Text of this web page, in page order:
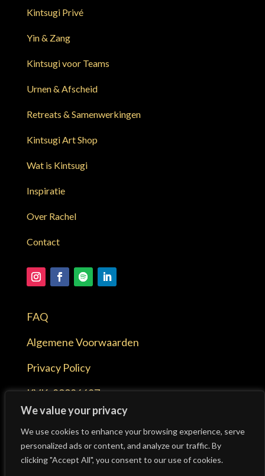
We value your privacy
We use cookies to enhance your browsing experience, serve
personalized ads or content, and analyze our traffic. By
clicking "Accept All", you consent to our use of cookies.
Kintsugi Privé
Yin & Zang
Kintsugi voor Teams
Urnen & Afscheid
Retreats & Samenwerkingen
Kintsugi Art Shop
Wat is Kintsugi
Inspiratie
Over Rachel
Contact
FAQ
Algemene Voorwaarden
Privacy Policy
KVK:89986687
BTW:NL004778505B30